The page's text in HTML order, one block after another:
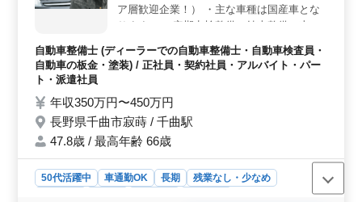
でキャリアを築くことが可能です。
ア層歓迎企業！） ・主な車種は国産車とな
ります。 ・定期点検整備、納車整備、車検
ブルシューティング時の整備業務全般 現在
50歳以上も活躍している企業です。 検査員
お待ちしております。
自動車整備士 (ディーラーでの自動車整備士・自動車検査員・
自動車の板金・塗装) / 正社員・契約社員・アルバイト・パー
ト・派遣社員
年収350万円〜450万円
長野県千曲市寂蒔 / 千曲駅
47.8歳 / 最高年齢 66歳
50代活躍中 車通勤OK 長期
残業なし・少なめ